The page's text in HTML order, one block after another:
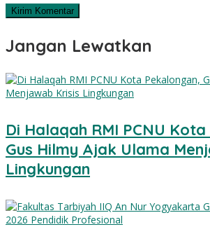
Jangan Lewatkan
Di Halaqah RMI PCNU
Gus Hilmy Ajak Ulama
Lingkungan